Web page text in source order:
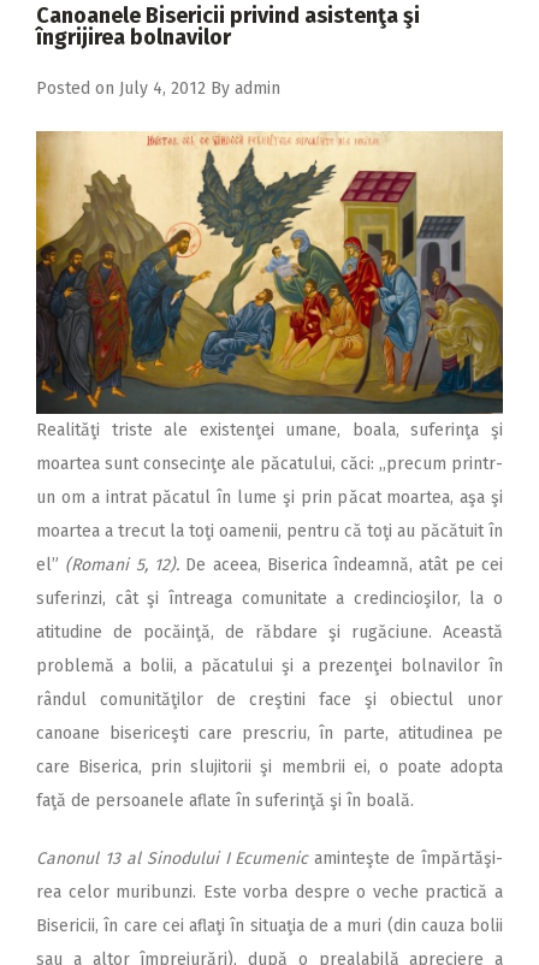
2018
2017
2016
2015
2014
2013
2012
2011
2010
2009
Canoanele Bisericii privind asistenţa şi
îngrijirea bolnavilor
Posted on July 4, 2012 By admin
Realităţi triste ale existenţei umane, boala, suferinţa şi
moartea sunt consecinţe ale păcatului, căci: ,,precum printr-
un om a intrat păcatul în lume şi prin păcat moartea, aşa şi
moartea a trecut la toţi oamenii, pentru că toţi au păcătuit în
el” (Romani 5, 12). De aceea, Biserica îndeamnă, atât pe cei
suferinzi, cât şi întreaga comunitate a credincioşilor, la o
atitudine de pocăinţă, de răbdare şi rugăciune. Această
problemă a bolii, a păcatului şi a prezenţei bolnavilor în
rândul comunităţilor de creştini face şi obiectul unor
canoane bisericeşti care prescriu, în parte, atitudinea pe
care Biserica, prin slujitorii şi membrii ei, o poate adopta
faţă de persoanele aflate în suferinţă şi în boală.
Canonul 13 al Sinodului I Ecumenicaminteşte de împărtăşi-
rea celor muribunzi. Este vorba despre o veche practică a
Bisericii, în care cei aflaţi în situaţia de a muri (din cauza bolii
sau a altor împrejurări), după o prealabilă apreciere a